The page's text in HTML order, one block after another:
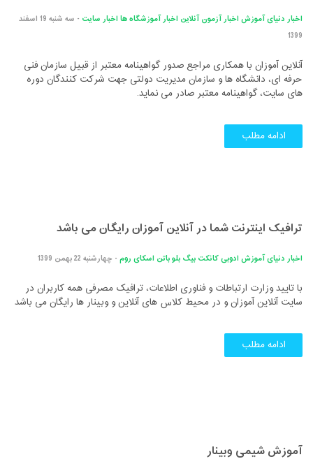
اخبار دنیای آموزشاخبار آزمون آنلاین اخبار آموزشگاه هااخبار سایت
- سه شنبه 19 اسفند
1399
آنلاین آموزان با همکاری مراجع صدور گواهینامه معتبر از قبیل سازمان فنی
حرفه ای، دانشگاه ها و سازمان مدیریت دولتی جهت شرکت کنندگان دوره
های سایت، گواهینامه معتبر صادر می نماید.
ادامه مطلب
ترافیک اینترنت شما در آنلاین آموزان رایگان می باشد
اخبار دنیای آموزشادوبی کانکتبیگ بلو باتن اسکای روم- چهارشنبه 22 بهمن 1399
با تایید وزارت ارتباطات و فناوری اطلاعات، ترافیک مصرفی همه کاربران در
سایت آنلاین آموزان و در محیط کلاس های آنلاین و وبینار ها رایگان می باشد
ادامه مطلب
آموزش شیمی وبینار